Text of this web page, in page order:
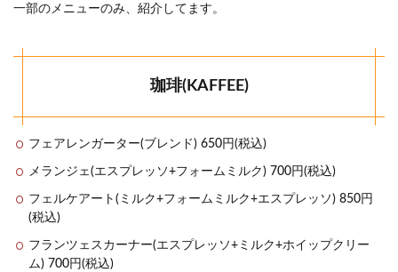
一部のメニューのみ、紹介してます。
珈琲(KAFFEE)
フェアレンガーター(ブレンド) 650円(税込)
メランジェ(エスプレッソ+フォームミルク) 700円(税込)
フェルケアート(ミルク+フォームミルク+エスプレッソ) 850円
(税込)
フランツェスカーナー(エスプレッソ+ミルク+ホイップクリー
ム) 700円(税込)